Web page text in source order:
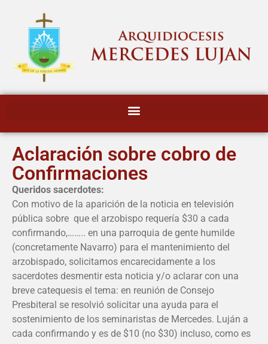
Aclaración sobre cobro de
Confirmaciones
Queridos sacerdotes:
Con motivo de la aparición de la noticia en televisión
pública sobre que el arzobispo requería $30 a cada
confirmando,…….. en una parroquia de gente humilde
(concretamente Navarro) para el mantenimiento del
arzobispado, solicitamos encarecidamente a los
sacerdotes desmentir esta noticia y/o aclarar con una
breve catequesis el tema: en reunión de Consejo
Presbiteral se resolvió solicitar una ayuda para el
sostenimiento de los seminaristas de Mercedes. Luján a
cada confirmando y es de $10 (no $30) incluso, como es